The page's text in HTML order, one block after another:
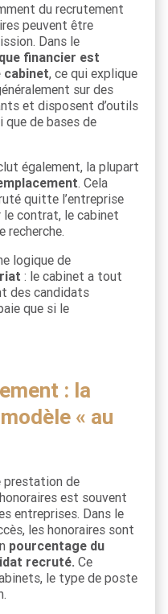
du recrutement
peuvent être
Dans le
financier est
cabinet, ce qui explique
sur des
et disposent d’outils
de bases de
également, la plupart
. Cela
quitte l’entreprise
le contrat, le cabinet
recherche.
logique de
: le cabinet a tout
des candidats
que si le
: la
« au
prestation de
est souvent
entreprises. Dans le
les honoraires sont
pourcentage du
recruté. Ce
le type de poste